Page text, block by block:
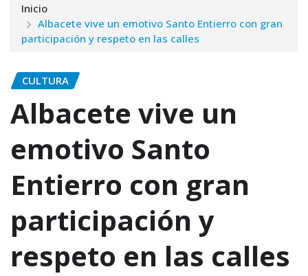
Inicio
Albacete vive un emotivo Santo Entierro con gran
participación y respeto en las calles
CULTURA
Albacete vive un
emotivo Santo
Entierro con gran
participación y
respeto en las calles